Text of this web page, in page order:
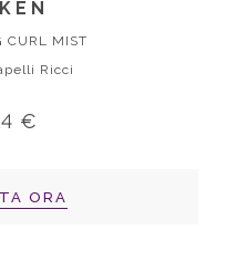
CURL MIST
Ricci
€
ORA